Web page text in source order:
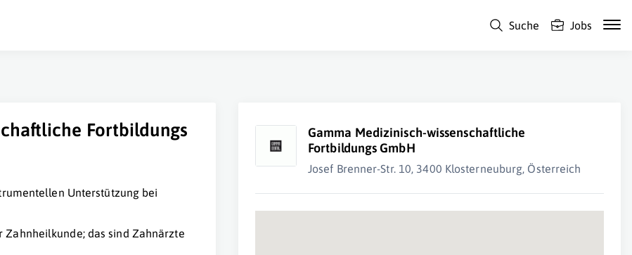
Suche Jobs
Fortbildungs
Unterstützung bei
das sind Zahnärzte
Gamma Medizinisch-wissenschaftliche
Fortbildungs GmbH
Josef Brenner-Str. 10, 3400 Klosterneuburg, Österreich